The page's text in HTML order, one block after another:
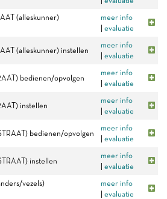
(alleskunner)
meer info
evaluatie
(alleskunner) instellen
meer info
evaluatie
bedienen/opvolgen
meer info
evaluatie
instellen
meer info
evaluatie
bedienen/opvolgen
meer info
evaluatie
instellen
meer info
evaluatie
vezels)
meer info
evaluatie